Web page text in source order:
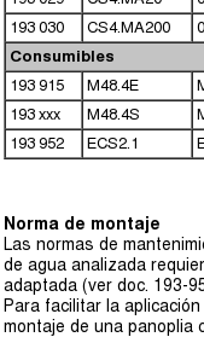
193 030
CS4.MA200
Consumibles
193 915
M48.4E
193 xxx
M48.4S
193 952
ECS2.1
Norma de montaje
Las normas de
de agua analizada
adaptada (ver doc. 193-
Para facilitar la
montaje de una panoplia